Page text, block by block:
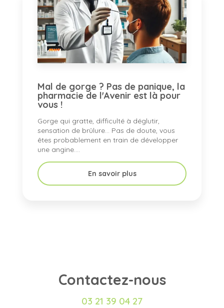
Mal de gorge ? Pas de panique, la
pharmacie de l'Avenir est là pour
vous !
Gorge qui gratte, difficulté à déglutir,
sensation de brûlure... Pas de doute, vous
êtes probablement en train de développer
une angine....
En savoir plus
Contactez-nous
03 21 39 04 27